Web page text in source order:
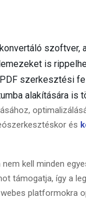
szoftver,
is
szerkesztési
alakítására is
és
kell minden
támogatja, így a
platformokra